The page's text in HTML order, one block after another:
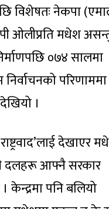
विशेषतः नेकपा
ओलीप्रति मधेश
०७४ सालमा
परिणाममा
।
देखाएर
दलहरू आफ्नै सरकार
पनि बलियो